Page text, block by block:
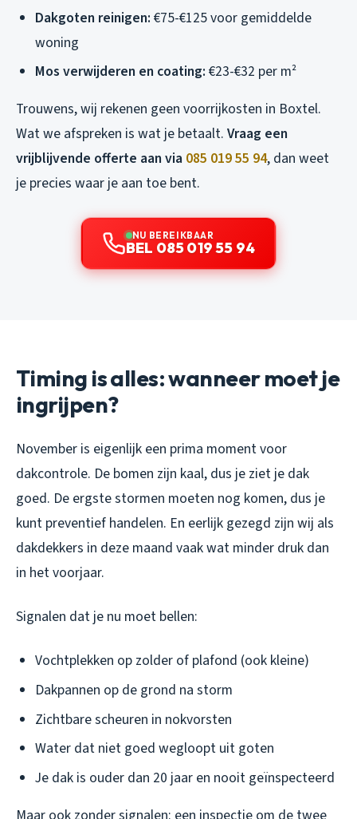
Dakgoten reinigen: €75-€125 voor gemiddelde
woning
Mos verwijderen en coating: €23-€32 per m²
Trouwens, wij rekenen geen voorrijkosten in Boxtel.
Wat we afspreken is wat je betaalt. Vraag een
vrijblijvende offerte aan via 085 019 55 94, dan weet
je precies waar je aan toe bent.
NU BEREIKBAAR
BEL 085 019 55 94
Timing is alles: wanneer moet je
ingrijpen?
November is eigenlijk een prima moment voor
dakcontrole. De bomen zijn kaal, dus je ziet je dak
goed. De ergste stormen moeten nog komen, dus je
kunt preventief handelen. En eerlijk gezegd zijn wij als
dakdekkers in deze maand vaak wat minder druk dan
in het voorjaar.
Signalen dat je nu moet bellen:
Vochtplekken op zolder of plafond (ook kleine)
Dakpannen op de grond na storm
Zichtbare scheuren in nokvorsten
Water dat niet goed wegloopt uit goten
Je dak is ouder dan 20 jaar en nooit geïnspecteerd